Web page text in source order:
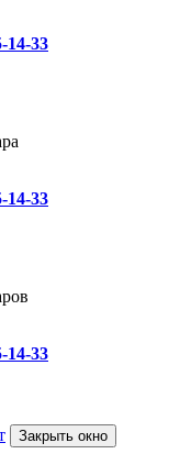
14-33
14-33
14-33
Закрыть окно